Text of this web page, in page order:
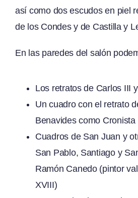
así como dos escudos en piel
de los Condes y de Castilla y
En las paredes del salón
Los retratos de Carlos III
Un cuadro con el retrato
Benavides como
Cuadros de San Juan y
San Pablo, Santiago y
Ramón Canedo (pintor
XVIII)